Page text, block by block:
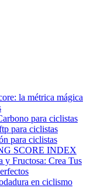
la métrica mágica
para ciclistas
para ciclistas
para ciclistas
SCORE INDEX
y Fructosa: Crea Tus
en ciclismo